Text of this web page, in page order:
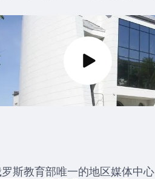
斯教育部唯一的地区媒体中心